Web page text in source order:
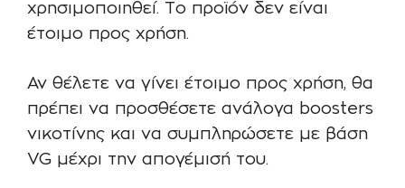
χρησιμοποιηθεί. Το προϊόν δεν είναι
έτοιμο προς χρήση.
Αν θέλετε να γίνει έτοιμο προς χρήση, θα
πρέπει να προσθέσετε ανάλογα boosters
νικοτίνης και να συμπληρώσετε με βάση
VG μέχρι την απογέμισή του.